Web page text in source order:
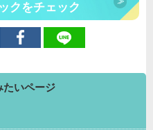
クをチェック
たいページ